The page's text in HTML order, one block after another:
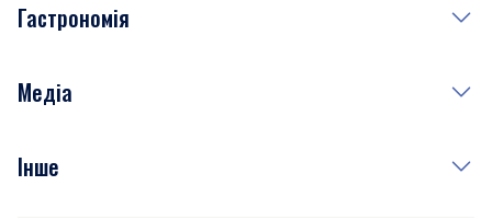
Субота
Краса
Гастрономія
Рецепти
Медіа
Фото
Інше